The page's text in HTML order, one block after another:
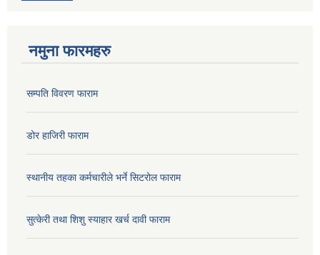
नमुना फारमहरु
सम्पति विवरण फाराम
डोर हाजिरी फाराम
स्थानीय तहका कर्मचारीले भर्ने सिटरोल फाराम
सुत्केरी तथा शिशु स्याहार खर्च दावी फाराम